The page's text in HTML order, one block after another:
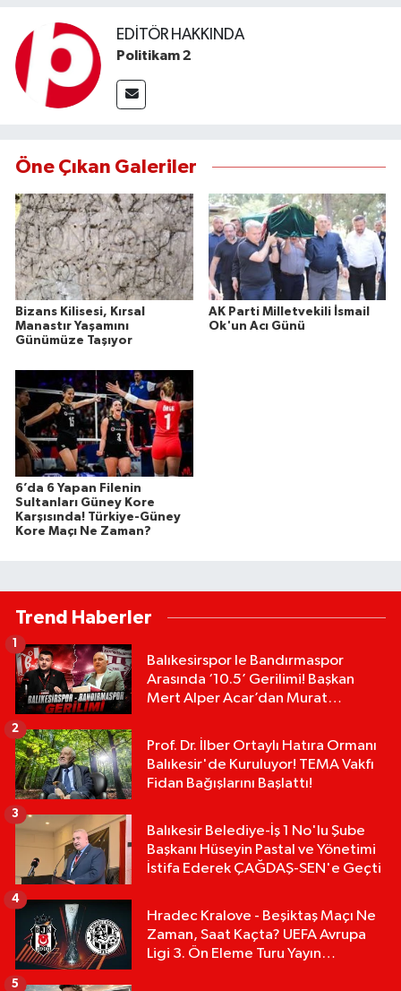
EDITÖR HAKKINDA
Politikam 2
Öne Çıkan Galeriler
Bizans Kilisesi, Kırsal
Manastır Yaşamını
Günümüze Taşıyor
AK Parti Milletvekili İsmail
Ok'un Acı Günü
6’da 6 Yapan Filenin
Sultanları Güney Kore
Karşısında! Türkiye-Güney
Kore Maçı Ne Zaman?
Trend Haberler
Balıkesirspor le Bandırmaspor
Arasında ‘10.5’ Gerilimi! Başkan
Mert Alper Acar’dan Murat
1
Prof. Dr. İlber Ortaylı Hatıra Ormanı
Balıkesir'de Kuruluyor! TEMA Vakfı
Fidan Bağışlarını Başlattı!
2
Balıkesir Belediye-İş 1 No'lu Şube
Başkanı Hüseyin Pastal ve Yönetimi
İstifa Ederek ÇAĞDAŞ-SEN'e Geçti
3
Hradec Kralove - Beşiktaş Maçı Ne
Zaman, Saat Kaçta? UEFA Avrupa
Ligi 3. Ön Eleme Turu Yayın
4
5